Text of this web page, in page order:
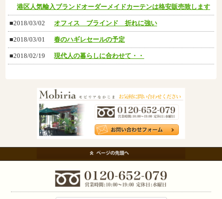
港区人気輸入ブランドオーダーメイドカーテンは格安販売致します
■2018/03/02 オフィス ブラインド 折れに強い
■2018/03/01 春のハギレセールの予定
■2018/02/19 現代人の暮らしに合わせて・・